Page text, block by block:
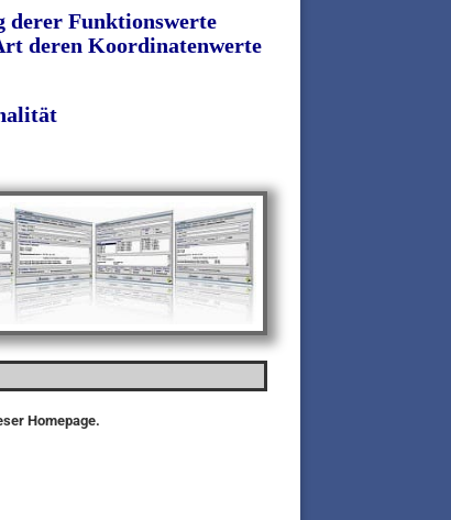
derer Funktionswerte
deren Koordinatenwerte
Homepage.